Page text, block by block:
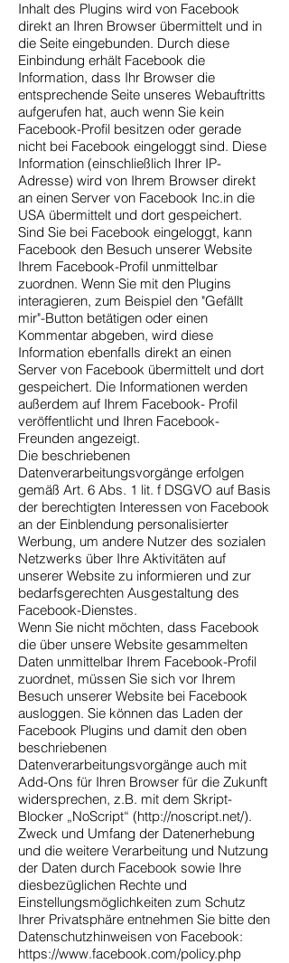
Inhalt des Plugins wird von Facebook
direkt an Ihren Browser übermittelt und in
die Seite eingebunden. Durch diese
Einbindung erhält Facebook die
Information, dass Ihr Browser die
entsprechende Seite unseres Webauftritts
aufgerufen hat, auch wenn Sie kein
Facebook-Profil besitzen oder gerade
nicht bei Facebook eingeloggt sind. Diese
Information (einschließlich Ihrer IP-
Adresse) wird von Ihrem Browser direkt
an einen Server von Facebook Inc.in die
USA übermittelt und dort gespeichert.
Sind Sie bei Facebook eingeloggt, kann
Facebook den Besuch unserer Website
Ihrem Facebook-Profil unmittelbar
zuordnen. Wenn Sie mit den Plugins
interagieren, zum Beispiel den "Gefällt
mir"-Button betätigen oder einen
Kommentar abgeben, wird diese
Information ebenfalls direkt an einen
Server von Facebook übermittelt und dort
gespeichert. Die Informationen werden
außerdem auf Ihrem Facebook- Profil
veröffentlicht und Ihren Facebook-
Freunden angezeigt.
Die beschriebenen
Datenverarbeitungsvorgänge erfolgen
gemäß Art. 6 Abs. 1 lit. f DSGVO auf Basis
der berechtigten Interessen von Facebook
an der Einblendung personalisierter
Werbung, um andere Nutzer des sozialen
Netzwerks über Ihre Aktivitäten auf
unserer Website zu informieren und zur
bedarfsgerechten Ausgestaltung des
Facebook-Dienstes.
Wenn Sie nicht möchten, dass Facebook
die über unsere Website gesammelten
Daten unmittelbar Ihrem Facebook-Profil
zuordnet, müssen Sie sich vor Ihrem
Besuch unserer Website bei Facebook
ausloggen. Sie können das Laden der
Facebook Plugins und damit den oben
beschriebenen
Datenverarbeitungsvorgänge auch mit
Add-Ons für Ihren Browser für die Zukunft
widersprechen, z.B. mit dem Skript-
Blocker „NoScript“ (http://noscript.net/).
Zweck und Umfang der Datenerhebung
und die weitere Verarbeitung und Nutzung
der Daten durch Facebook sowie Ihre
diesbezüglichen Rechte und
Einstellungsmöglichkeiten zum Schutz
Ihrer Privatsphäre entnehmen Sie bitte den
Datenschutzhinweisen von Facebook:
https://www.facebook.com/policy.php